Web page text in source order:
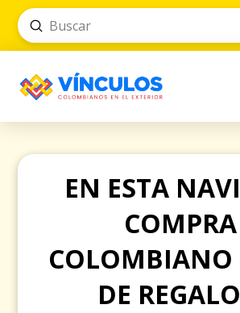
Search
Submit
EN ESTA
COMPRA
COLOMBIANO
DE